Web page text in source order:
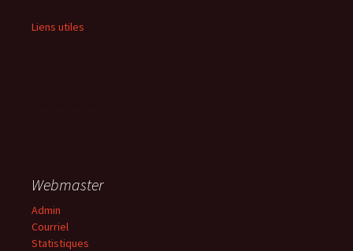
Liens utiles
Webmaster
Admin
Courriel
Statistiques